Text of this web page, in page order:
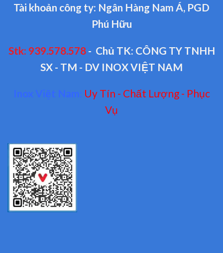
Tài khoản công ty: Ngân Hàng Nam Á, PGD
Phú Hữu
Stk: 939.578.578- Chủ TK: CÔNG TY TNHH
SX - TM - DV INOX VIỆT NAM
Inox Việt Nam: Uy Tín - Chất Lượng - Phục
Vụ